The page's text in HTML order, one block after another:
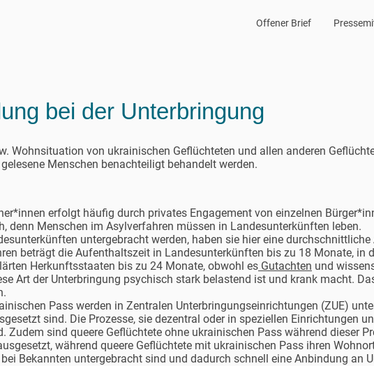
Offener Brief
bei der Unterbringung
Wohnsituation von ukrainischen Geflüchteten und allen anderen
Menschen benachteiligt behandelt werden.
erfolgt häufig durch privates Engagement von einzelnen
denn Menschen im Asylverfahren müssen in Landesunterkünften leben.
untergebracht werden, haben sie hier eine
beträgt die Aufenthaltszeit in Landesunterkünften bis zu 18 Monate, in
Herkunftsstaaten bis zu 24 Monate, obwohl es Gutachten und
Art der Unterbringung psychisch stark belastend ist und krank macht.
Pass werden in Zentralen Unterbringungseinrichtungen (ZUE)
sind. Die Prozesse, sie dezentral oder in speziellen Einrichtungen
Zudem sind queere Geflüchtete ohne ukrainischen Pass während dieser
während queere Geflüchtete mit ukrainischen Pass ihren
Bekannten untergebracht sind und dadurch schnell eine Anbindung an